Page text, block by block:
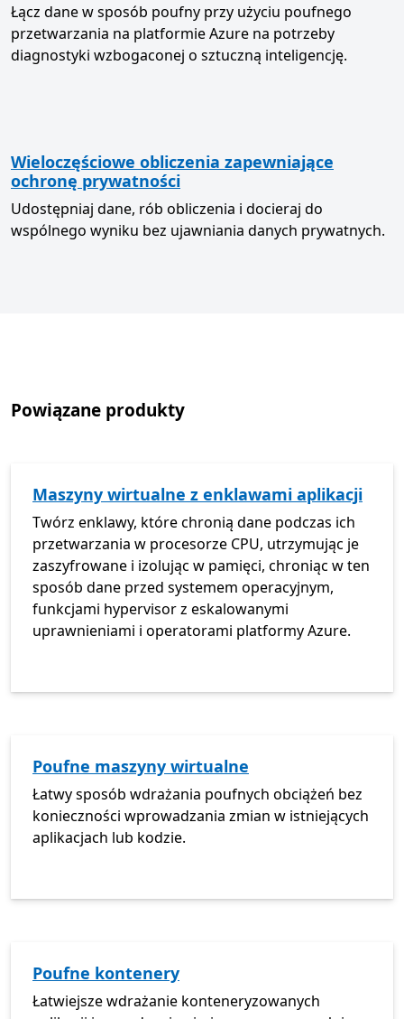
Łącz dane w sposób poufny przy użyciu poufnego
przetwarzania na platformie Azure na potrzeby
diagnostyki wzbogaconej o sztuczną inteligencję.
Wieloczęściowe obliczenia zapewniające
ochronę prywatności
Udostępniaj dane, rób obliczenia i docieraj do
wspólnego wyniku bez ujawniania danych prywatnych.
Powiązane produkty
Maszyny wirtualne z enklawami aplikacji
Twórz enklawy, które chronią dane podczas ich
przetwarzania w procesorze CPU, utrzymując je
zaszyfrowane i izolując w pamięci, chroniąc w ten
sposób dane przed systemem operacyjnym,
funkcjami hypervisor z eskalowanymi
uprawnieniami i operatorami platformy Azure.
Poufne maszyny wirtualne
Łatwy sposób wdrażania poufnych obciążeń bez
konieczności wprowadzania zmian w istniejących
aplikacjach lub kodzie.
Poufne kontenery
Łatwiejsze wdrażanie konteneryzowanych